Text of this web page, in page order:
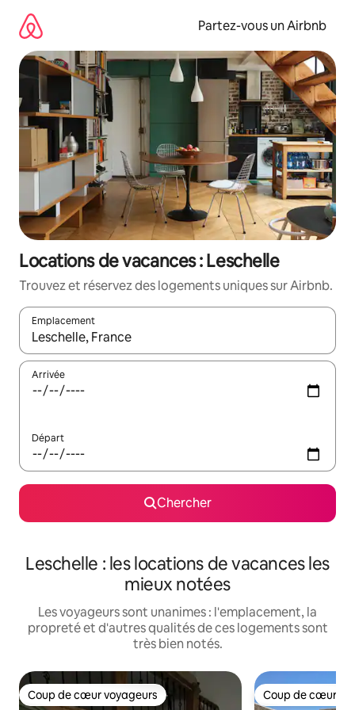
directement
contenu
Partez-vous un Airbnb
Locations de vacances : Leschelle
Trouvez et réservez des logements uniques sur Airbnb.
Emplacement
Quand les résultats sont affichés, parcourez-les en utilisant
Arrivée
Départ
Chercher
Leschelle : les locations de vacances les
mieux notées
Les voyageurs sont unanimes : l'emplacement, la
propreté et d'autres qualités de ces logements sont
très bien notés.
Coup de cœur voyageurs
Coup de cœur voyageurs Coup de cœur
Coup de cœur